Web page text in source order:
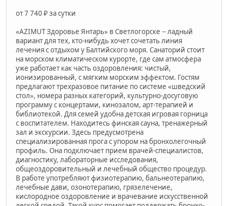
от 7 740 ₽ за сутки
«AZIMUT Здоровье Янтарь» в Светлогорске -- ладный
вариант для тех, кто-нибудь хочет сочетать линия
лечения с отдыхом у Балтийского моря. Санаторий стоит
на морском климатическом курорте, где сам атмосфера
уже работает как часть оздоровления: чистый,
ионизированный, с мягким морским эффектом. Гостям
предлагают трехразовое питание по системе «шведский
стол», номера разных категорий, культурно-досуговую
программу с концертами, кинозалом, арт-терапией и
библиотекой. Для семей удобна детская игровая горница
с воспитателем. Находитесь финская сауна, тренажерный
зал и экскурсии. Здесь предусмотрена
специализированная прога с упором на бронхолегочный
профиль. Она подключает прием врачей-специалистов,
диагностику, лабораторные исследования,
общеоздоровительный и лечебный общество процедур.
В работе употребляют физиотерапию, бальнеотерапию,
лечебные дави, озонотерапию, грязелечение,
кислородное оздоровление и врачевание искусственной